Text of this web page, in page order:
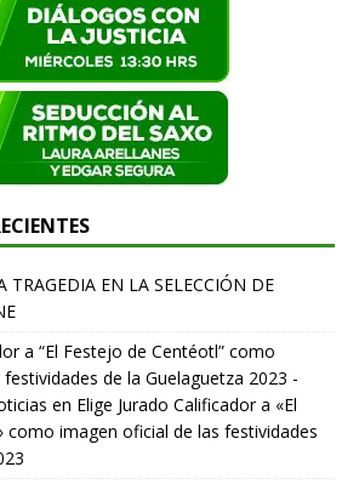
TRAGEDIA EN LA SELECCIÓN DE
a “El Festejo de Centéotl” como
de la Guelaguetza 2023 -
en Elige Jurado Calificador a «El
como imagen oficial de las festividades